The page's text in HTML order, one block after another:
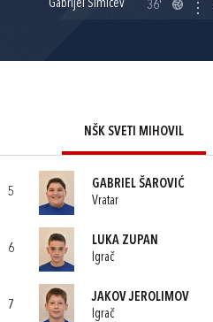
Gabrijel Šimičev 36'
NŠK SVETI MIHOVIL
5
GABRIEL ŠAROVIĆ
Vratar
6
LUKA ZUPAN
Igrač
7
JAKOV JEROLIMOV
Igrač